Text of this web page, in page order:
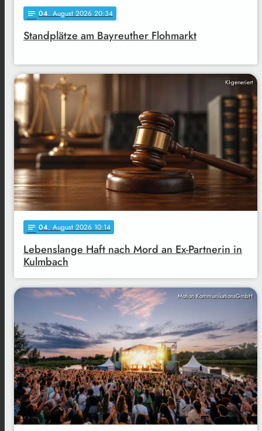
notes 04. August 2026 20:34
Standplätze am Bayreuther Flohmarkt
KI-generiert
notes 04. August 2026 10:14
Lebenslange Haft nach Mord an Ex-Partnerin in
Kulmbach
Motion KommunikationsGmbH